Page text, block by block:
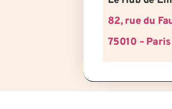
82, rue du
75010 – Paris